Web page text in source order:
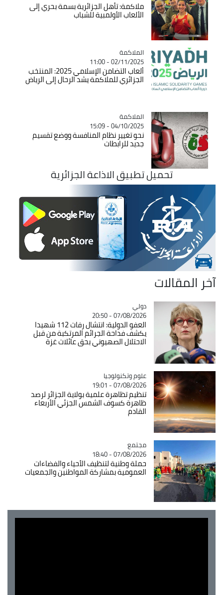
ملاكمة: تأهل الجزائرية بسمة بحري إلى
الألعاب الأولمبية للشباب
Catégorie
الملاكمة
02/11/2025 - 11:00
ألعاب التضامن الإسلامي 2025: المنتخب
الجزائري للملاكمة يشد الرحال إلى الرياض
Catégorie
الملاكمة
04/10/2025 - 15:09
نحو تغيير نظام المنافسة ووضع تقسيم
جديد للرابطات
تحميل تطبيق الاذاعة الجزائرية
آخر المقالات
Catégorie
دولي
07/08/2026 - 20:50
العفو الدولية: انتشال رفات 112 شهيدا
يكشف فداحة الجرائم المرتكبة من قبل
الاحتلال الصهيوني بحق عائلات غزة
Catégorie
علوم وتكنولوجيا
07/08/2026 - 19:01
تنظيم تظاهرة علمية بولاية الجزائر لرصد
ظاهرة كسوف الشمس الجزئي الأربعاء
القادم
Catégorie
مجتمع
07/08/2026 - 18:40
حملة وطنية لتنظيف الأحياء والفضاءات
العمومية بمشاركة المواطنين والجمعيات